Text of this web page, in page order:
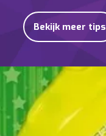
Bekijk meer tips